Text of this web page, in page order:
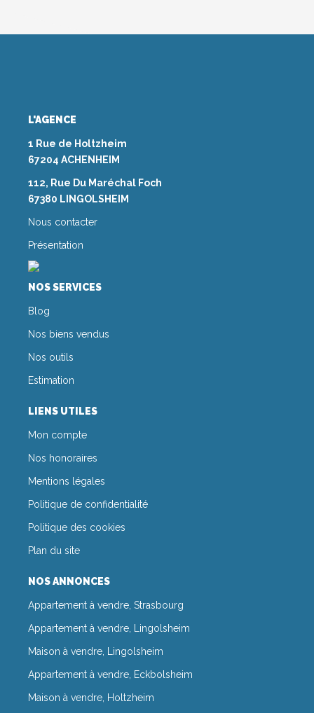
L'AGENCE
1 Rue de Holtzheim
67204 ACHENHEIM
112, Rue Du Maréchal Foch
67380 LINGOLSHEIM
Nous contacter
Présentation
NOS SERVICES
Blog
Nos biens vendus
Nos outils
Estimation
LIENS UTILES
Mon compte
Nos honoraires
Mentions légales
Politique de confidentialité
Politique des cookies
Plan du site
NOS ANNONCES
Appartement à vendre, Strasbourg
Appartement à vendre, Lingolsheim
Maison à vendre, Lingolsheim
Appartement à vendre, Eckbolsheim
Maison à vendre, Holtzheim